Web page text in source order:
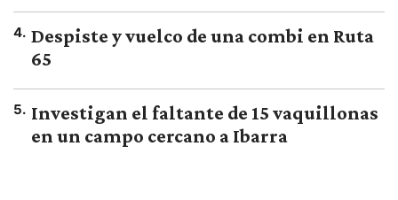
4. Despiste y vuelco de una combi en Ruta
65
5. Investigan el faltante de 15 vaquillonas
en un campo cercano a Ibarra